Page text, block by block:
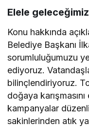
Elele
Konu hakkında
Belediye Başkanı
sorumluluğumuzu
ediyoruz.
bilinçlendiriyoruz.
doğaya
kampanyalar
sakinlerinden atık